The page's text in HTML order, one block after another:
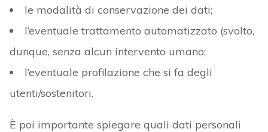
le modalità di conservazione dei dati;
l’eventuale trattamento automatizzato (svolto,
dunque, senza alcun intervento umano;
l’eventuale profilazione che si fa degli
utenti/sostenitori.
È poi importante spiegare quali dati personali